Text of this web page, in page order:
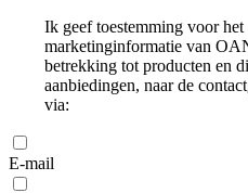
Ik geef toestemming voor het
marketinginformatie van
betrekking tot producten en
aanbiedingen, naar de
via:
E-mail